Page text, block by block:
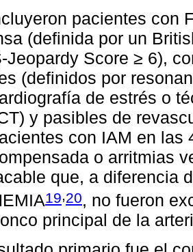
pacientes con
(definida por un
Jeopardy Score ≥ 6),
(definidos por
de estrés o
y pasibles de
con IAM en las
o arritmias
que, a diferencia
19,20, no fueron
principal de la